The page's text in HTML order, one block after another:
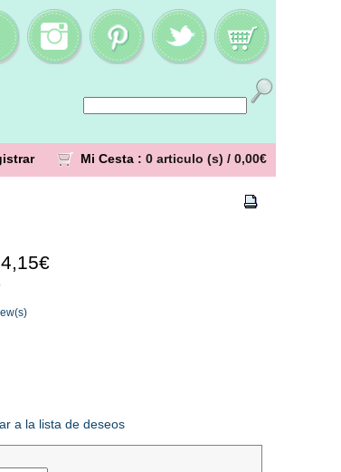
Mi Cesta : 0 articulo (s) / 0,00€
a la lista de deseos